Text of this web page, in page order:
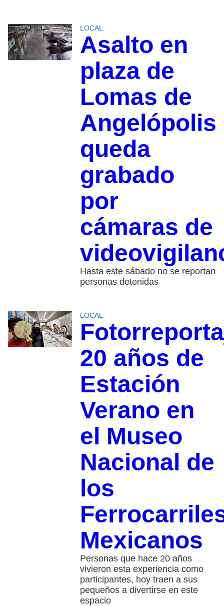
LOCAL
Asalto en
plaza de
Lomas de
Angelópolis
queda
grabado
por
cámaras de
Hasta este sábado no se reportan
personas detenidas
LOCAL
20 años de
Estación
Verano en
el Museo
Nacional de
los
Mexicanos
Personas que hace 20 años
vivieron esta experiencia como
participantes, hoy traen a sus
pequeños a divertirse en este
espacio